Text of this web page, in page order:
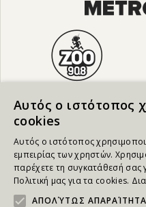
Αυτός ο ιστότοπος
cookies
Αυτός ο ιστότοπος
εμπειρίας των χρηστών.
παρέχετε τη συγκατάθεσή σας
Πολιτική μας για τα cookies.
ΑΠΟΛΎΤΩΣ ΑΠΑΡΑΊΤΗΤΑ